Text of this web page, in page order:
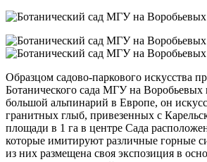
Образцом садово-паркового искусства
Ботанического сада МГУ на Воробьевых
большой альпинарий в Европе, он
гранитных глыб, привезенных с
площади в 1 га в центре Сада
которые имитируют различные горные
из них размещена своя экспозиция в